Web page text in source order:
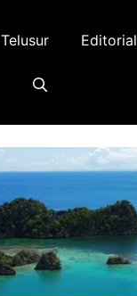
Telusur Editorial